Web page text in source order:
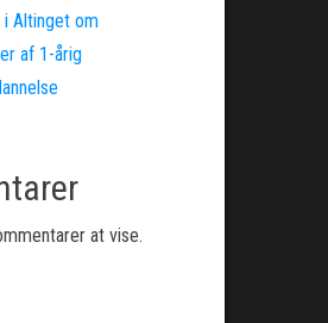
i Altinget om
af 1-årig
at vise.